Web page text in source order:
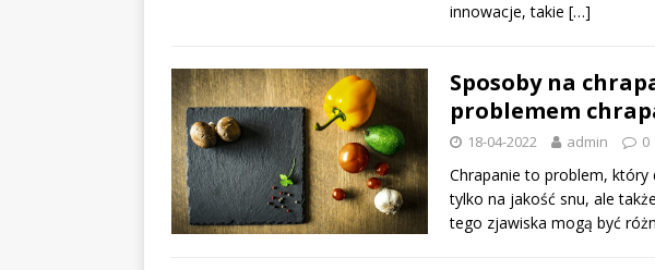
innowacje, takie […]
Sposoby na
problemem
18-04-2022 admin 0
Chrapanie to problem, który
tylko na jakość snu, ale
tego zjawiska mogą być